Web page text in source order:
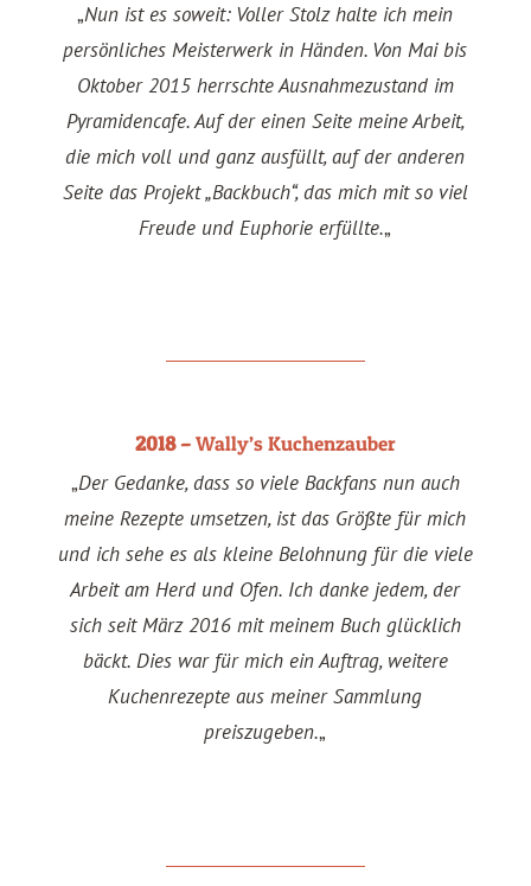
„Nun ist es soweit: Voller Stolz halte ich mein
persönliches Meisterwerk in Händen. Von Mai bis
Oktober 2015 herrschte Ausnahmezustand im
Pyramidencafe. Auf der einen Seite meine Arbeit,
die mich voll und ganz ausfüllt, auf der anderen
Seite das Projekt „Backbuch“, das mich mit so viel
Freude und Euphorie erfüllte.„
2018 –Wally’s Kuchenzauber
„Der Gedanke, dass so viele Backfans nun auch
meine Rezepte umsetzen, ist das Größte für mich
und ich sehe es als kleine Belohnung für die viele
Arbeit am Herd und Ofen. Ich danke jedem, der
sich seit März 2016 mit meinem Buch glücklich
bäckt. Dies war für mich ein Auftrag, weitere
Kuchenrezepte aus meiner Sammlung
preiszugeben.„